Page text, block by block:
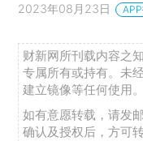
2023年08月23日
财新网所刊载内容之
专属所有或持有。未
建立镜像等任何使用。
如有意愿转载，请发
确认及授权后，方可转